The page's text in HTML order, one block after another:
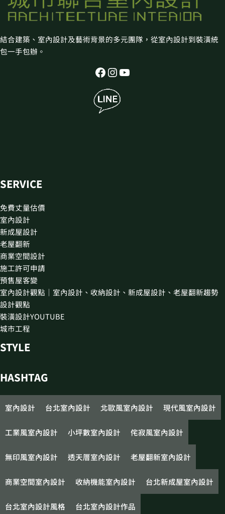
結合建築、室內設計及藝術背景的多元團隊，從室內設計到裝潢統
包一手包辦。
SERVICE
免費丈量估價
室內設計
新成屋設計
老屋翻新
商業空間設計
施工許可申請
預售屋客變
室內設計觀點｜室內設計、收納設計、新成屋設計、老屋翻新趨勢
設計觀點
裝潢設計YOUTUBE
城市工程
STYLE
HASHTAG
室內設計 台北室內設計 北歐風室內設計 現代風室內設計
工業風室內設計 小坪數室內設計 侘寂風室內設計
無印風室內設計 透天厝室內設計 老屋翻新室內設計
商業空間室內設計 收納機能室內設計 台北新成屋室內設計
台北室內設計風格 台北室內設計作品